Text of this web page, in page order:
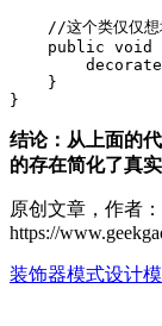
//这个类仅仅想
public void
    }
}
结论：从上面的
的存在简化了真
原创文章，作者
https://
装饰器模式设计